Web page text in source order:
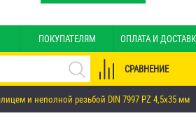
ПОКУПАТЕЛЯМ ОПЛАТА И
СРАВНЕНИЕ
и неполной резьбой DIN 7997 PZ 4,5х35 мм